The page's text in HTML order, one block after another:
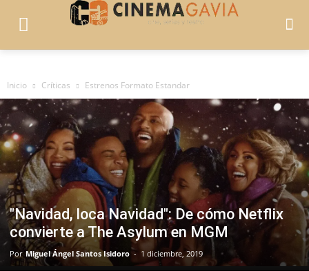
Inicio Críticas Estrenos Formato Estandar
"Navidad, loca Navidad": De cómo Netflix
convierte a The Asylum en MGM
Por Miguel Ángel Santos Isidoro - 1 diciembre, 2019